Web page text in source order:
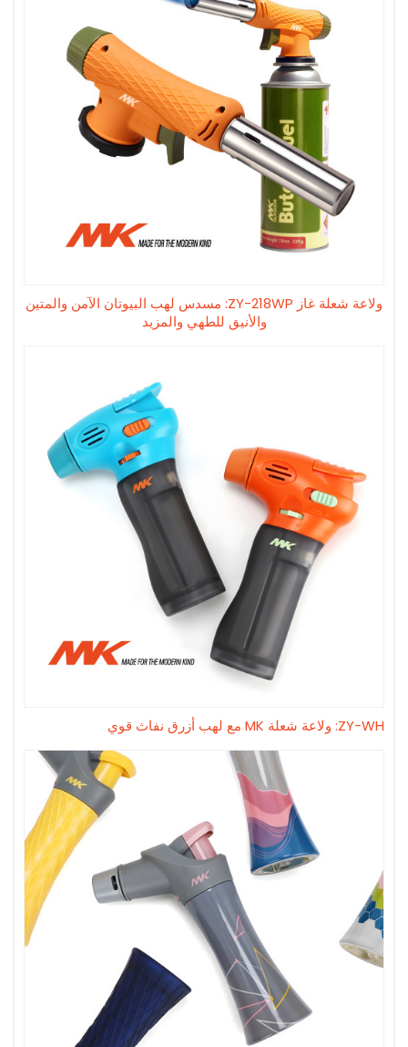
ولاعة شعلة غاز ZY-218WP: مسدس لهب البيوتان الآمن والمتين
والأنيق للطهي والمزيد
ZY-WH: ولاعة شعلة MK مع لهب أزرق نفاث قوي